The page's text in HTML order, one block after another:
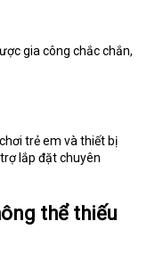
gia công chắc chắn,
trẻ em và thiết bị
lắp đặt chuyên
thể thiếu